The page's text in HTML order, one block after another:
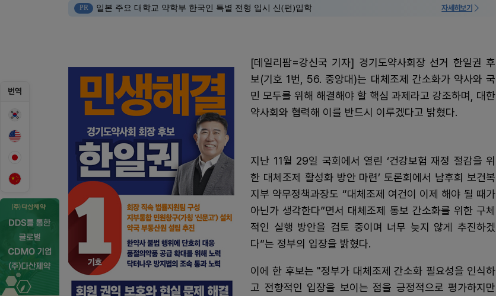
번역
PR 일본 주요 대학교 약학부 한국인 특별 전형 입시 신(편)입학 자세히보기
[데일리팜=강신국 기자] 경기도약사회장 선거 한일권 후
보(기호 1번, 56. 중앙대)는 대체조제 간소화가 약사와 국
민 모두를 위해 해결해야 할 핵심 과제라고 강조하며, 대한
약사회와 협력해 이를 반드시 이루겠다고 밝혔다.
지난 11월 29일 국회에서 열린 ‘건강보험 재정 절감을 위
한 대체조제 활성화 방안 마련’ 토론회에서 남후희 보건복
지부 약무정책과장도 “대체조제 여건이 이제 해야 될 때가
아닌가 생각한다”면서 대체조제 통보 간소화를 위한 구체
적인 실행 방안을 검토 중이며 너무 늦지 않게 추진하겠
다”는 정부의 입장을 밝혔다.
이에 한 후보는 "정부가 대체조제 간소화 필요성을 인식하
고 전향적인 입장을 보이는 점을 긍정적으로 평가하지만